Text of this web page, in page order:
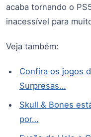
acaba tornando o
inacessível para
Veja também:
Confira os jogos
Surpresas…
Skull & Bones
por…